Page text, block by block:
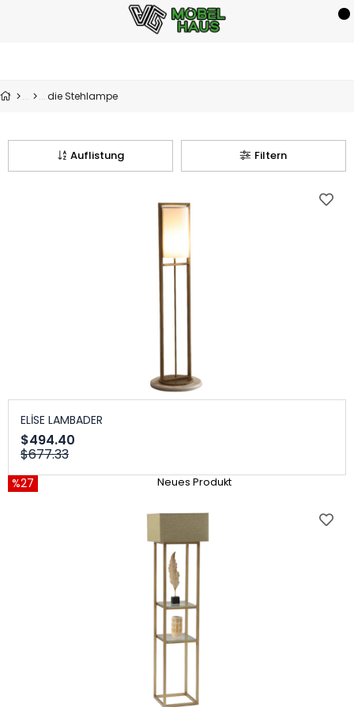
die Stehlampe
Filtern
Auflistung
ELİSE LAMBADER
$494.40
$677.33
%27 Neues Produkt